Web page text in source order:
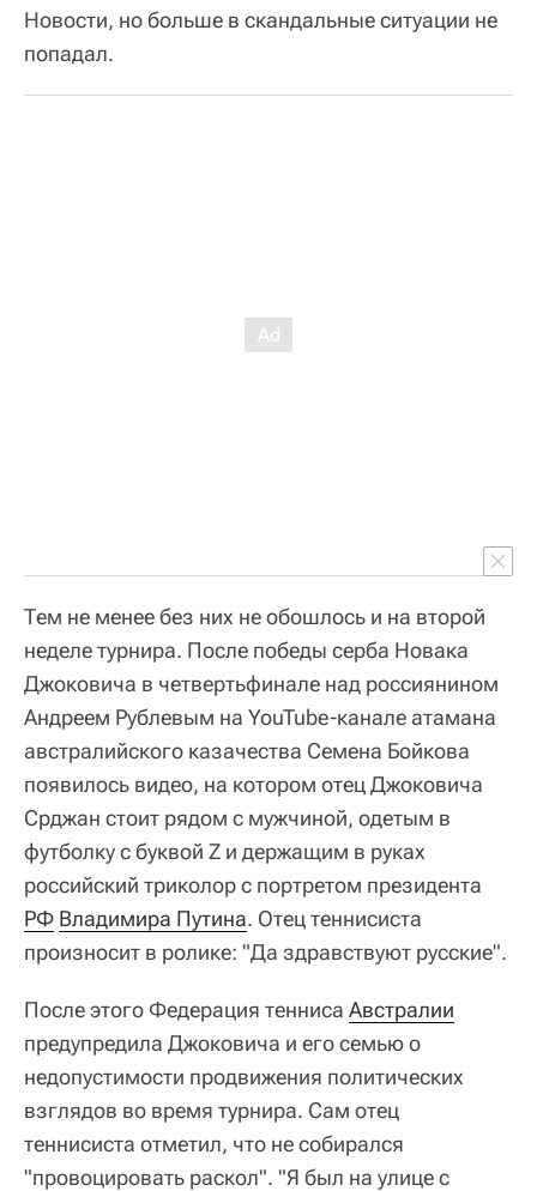
Новости, но больше в скандальные ситуации не
попадал.
Тем не менее без них не обошлось и на второй
неделе турнира. После победы серба Новака
Джоковича в четвертьфинале над россиянином
Андреем Рублевым на YouTube-канале атамана
австралийского казачества Семена Бойкова
появилось видео, на котором отец Джоковича
Срджан стоит рядом с мужчиной, одетым в
футболку с буквой Z и держащим в руках
российский триколор с портретом президента
РФ Владимира Путина. Отец теннисиста
произносит в ролике: "Да здравствуют русские".
После этого Федерация тенниса Австралии
предупредила Джоковича и его семью о
недопустимости продвижения политических
взглядов во время турнира. Сам отец
теннисиста отметил, что не собирался
"провоцировать раскол". "Я был на улице с